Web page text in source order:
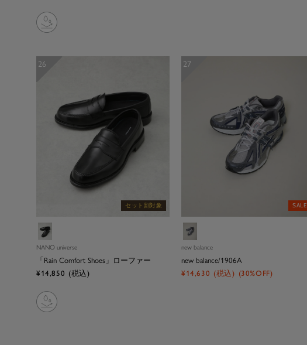
ル
価
26
セット割対象
ブ
ラ
ッ
ク
NANO universe
「Rain Comfort Shoes」ローファー
セ
ル
価
¥14,850 (税込)
27
SALE
グ
レ
ー
new balance
new balance/1906A
セ
¥14,630 (税込) (30%OFF)